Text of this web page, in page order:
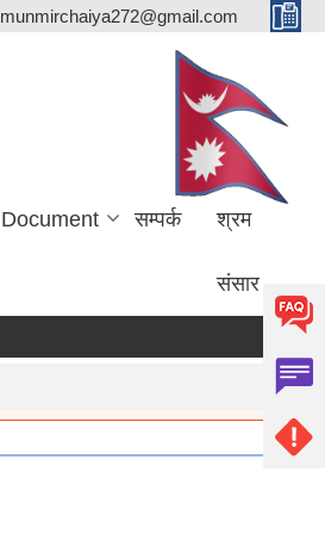
munmirchaiya272@gmail.com
Document सम्पर्क श्रम
संसार